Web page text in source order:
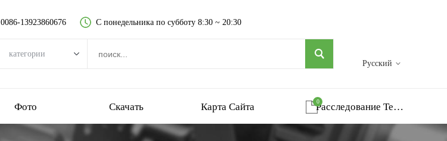
Русский
0086-13923860676 С понедельника по субботу 8:30 ~ 20:30
категории
Фото Скачать Карта Сайта Расследование Тележка
0